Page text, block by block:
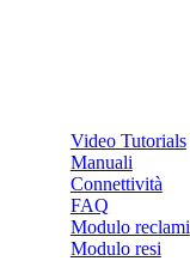
Video Tutorials
Manuali
Connettività
FAQ
Modulo reclami
Modulo resi